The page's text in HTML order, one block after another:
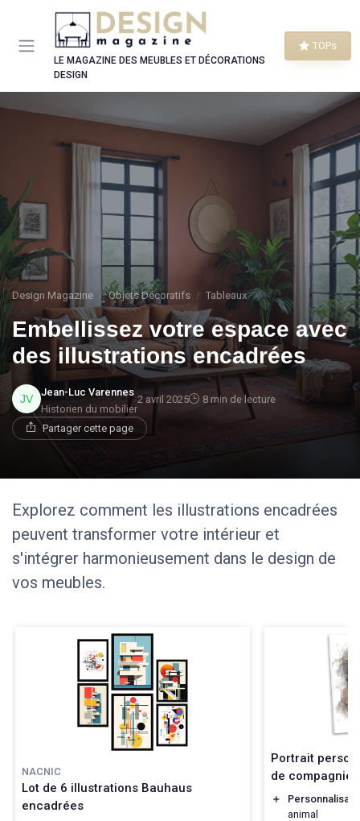
LE MAGAZINE DES MEUBLES ET DÉCORATIONS
DESIGN
TOPs
Design Magazine Objets Décoratifs Tableaux
Embellissez votre espace avec
des illustrations encadrées
Jean-Luc Varennes
Historien du mobilier
2 avril 2025 8 min de lecture
Partager cette page
Explorez comment les illustrations encadrées
peuvent transformer votre intérieur et
s'intégrer harmonieusement dans le design de
vos meubles.
NACNIC
Lot de 6 illustrations Bauhaus
encadrées
Portrait
de compagnie
＋
animal
Panneau de gestion des cookies